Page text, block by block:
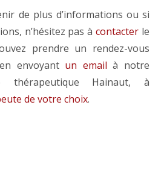
de plus d’informations ou si
n’hésitez pas àcontacter le
prendre un rendez-vous
envoyantun email à notre
thérapeutique Hainaut, à
de votre choix.